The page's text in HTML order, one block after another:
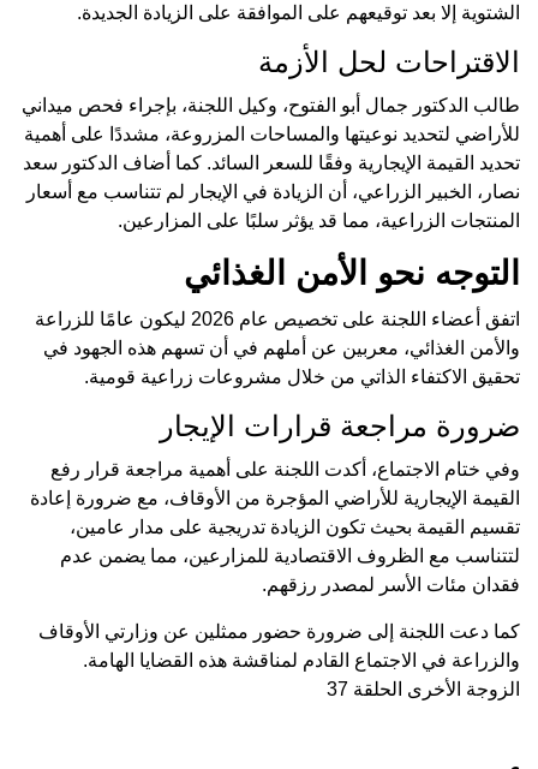
الشتوية إلا بعد توقيعهم على الموافقة على الزيادة الجديدة.
الاقتراحات لحل الأزمة
طالب الدكتور جمال أبو الفتوح، وكيل اللجنة، بإجراء فحص ميداني
للأراضي لتحديد نوعيتها والمساحات المزروعة، مشددًا على أهمية
تحديد القيمة الإيجارية وفقًا للسعر السائد. كما أضاف الدكتور سعد
نصار، الخبير الزراعي، أن الزيادة في الإيجار لم تتناسب مع أسعار
المنتجات الزراعية، مما قد يؤثر سلبًا على المزارعين.
التوجه نحو الأمن الغذائي
اتفق أعضاء اللجنة على تخصيص عام 2026 ليكون عامًا للزراعة
والأمن الغذائي، معربين عن أملهم في أن تسهم هذه الجهود في
تحقيق الاكتفاء الذاتي من خلال مشروعات زراعية قومية.
ضرورة مراجعة قرارات الإيجار
وفي ختام الاجتماع، أكدت اللجنة على أهمية مراجعة قرار رفع
القيمة الإيجارية للأراضي المؤجرة من الأوقاف، مع ضرورة إعادة
تقسيم القيمة بحيث تكون الزيادة تدريجية على مدار عامين،
لتتناسب مع الظروف الاقتصادية للمزارعين، مما يضمن عدم
فقدان مئات الأسر لمصدر رزقهم.
كما دعت اللجنة إلى ضرورة حضور ممثلين عن وزارتي الأوقاف
والزراعة في الاجتماع القادم لمناقشة هذه القضايا الهامة.
الزوجة الأخرى الحلقة 37